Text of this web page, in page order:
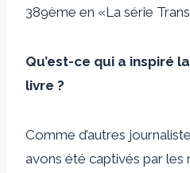
389ème en «La série
Qu’est-ce qui a inspiré
livre ?
Comme d’autres
avons été captivés par les